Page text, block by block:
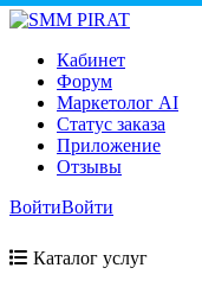
Кабинет
Форум
Маркетолог AI
Статус заказа
Приложение
Отзывы
ВойтиВойти
Каталог услуг